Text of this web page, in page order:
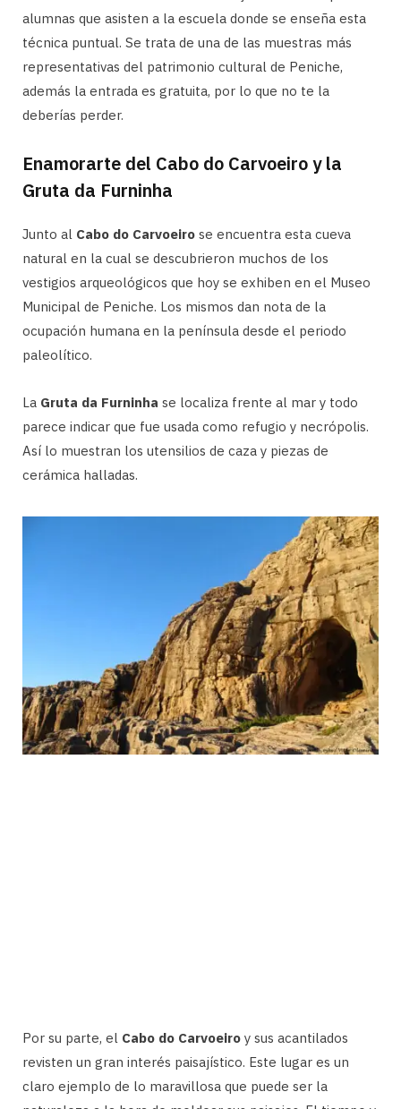
alumnas que asisten a la escuela donde se enseña esta
técnica puntual. Se trata de una de las muestras más
representativas del patrimonio cultural de Peniche,
además la entrada es gratuita, por lo que no te la
deberías perder.
Enamorarte del Cabo do Carvoeiro y la
Gruta da Furninha
Junto al Cabo do Carvoeiro se encuentra esta cueva
natural en la cual se descubrieron muchos de los
vestigios arqueológicos que hoy se exhiben en el Museo
Municipal de Peniche. Los mismos dan nota de la
ocupación humana en la península desde el periodo
paleolítico.
La Gruta da Furninha se localiza frente al mar y todo
parece indicar que fue usada como refugio y necrópolis.
Así lo muestran los utensilios de caza y piezas de
cerámica halladas.
Por su parte, el Cabo do Carvoeiro y sus acantilados
revisten un gran interés paisajístico. Este lugar es un
claro ejemplo de lo maravillosa que puede ser la